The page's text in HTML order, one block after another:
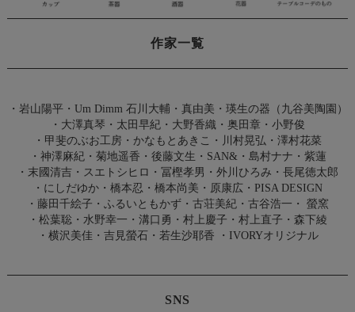
作家一覧
・ 岩山陽平・ Um Dimm 石川大輔・真由美 ・ 瑛生の器（九谷美陶園）
・ 大澤真琴 ・ 太田早紀 ・ 大野香織 ・ 奥田章 ・ 小野俊
・ 甲斐のぶお工房 ・ かなもとあきこ ・ 川村晃弘 ・ 澤村花菜
・ 神澤麻紀・ 菊地遥香 ・ 後藤文生 ・ SAN& ・ 島村ナナ ・ 紫蓮
・ 末國清吉 ・ スエトシヒロ ・ 冨樫孝男 ・ 外川ひろみ ・ 長尾徳太郎
・ にしだゆか ・ 橋本忍 ・ 橋本尚美 ・ 原康広 ・ PISA DESIGN
・ 藤田千絵子 ・ ふるいともかず ・ 古荘美紀 ・ 古谷浩一 ・
螢窯
・ 松葉聡 ・ 水野幸一 ・ 溝口勇 ・ 村上慶子 ・ 村上直子 ・ 森下綾
・ 横沢美佳 ・ 吉見螢石・ 若生沙耶香 ・ IVORYオリジナル
SNS